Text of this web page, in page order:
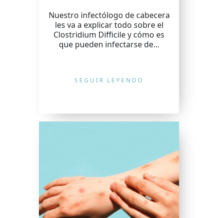
Nuestro infectólogo de cabecera
les va a explicar todo sobre el
Clostridium Difficile y cómo es
que pueden infectarse de...
SEGUIR LEYENDO